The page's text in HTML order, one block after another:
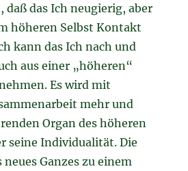
daß das Ich neugierig, aber
höheren Selbst Kontakt
kann das Ich nach und
aus einer „höheren“
Es wird mit
mehr und
Organ des höheren
seine Individualität. Die
neues Ganzes zu einem